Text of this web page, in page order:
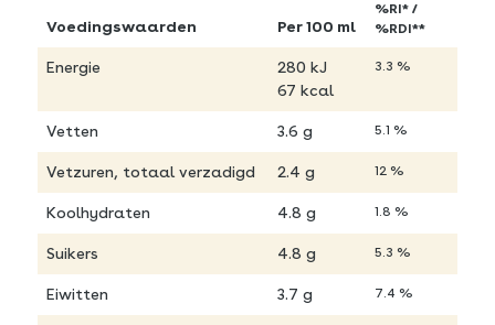
Voedingswaarden Per 100 ml
%RI* /
%RDI**
Energie
280 kJ
67 kcal
3.3 %
Vetten 3.6 g 5.1 %
Vetzuren, totaal verzadigd 2.4 g 12 %
Koolhydraten 4.8 g 1.8 %
Suikers 4.8 g 5.3 %
Eiwitten 3.7 g 7.4 %